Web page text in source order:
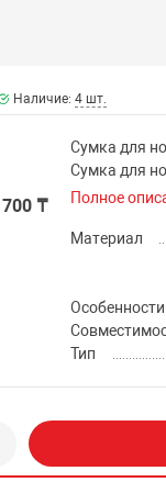
Наличие: 4 шт.
700 ₸
Сумка для
Сумка для
Полное
Материал
Особенности
Тип